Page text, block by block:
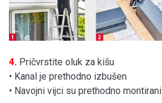
4. Pričvrstite oluk za kišu
• Kanal je prethodno izbušen
• Navojni vijci su prethodno montirani